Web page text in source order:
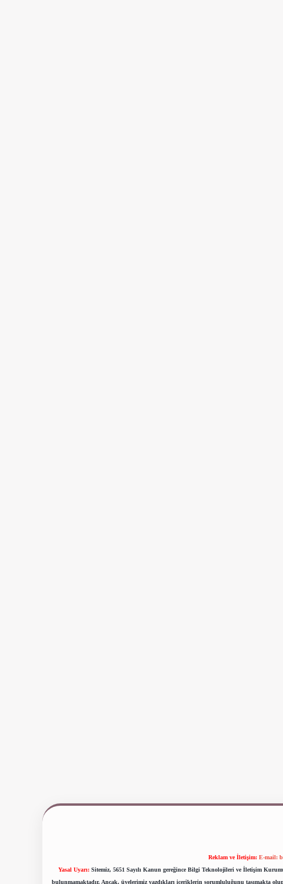
Reklam ve İletişim: E-mail:
Yasal Uyarı: Sitemiz, 5651 Sayılı Kanun gereğince Bilgi Teknolojileri ve İletişim
bulunmamaktadır. Ancak, üyelerimiz yazdıkları içeriklerin sorumluluğunu taşımakta